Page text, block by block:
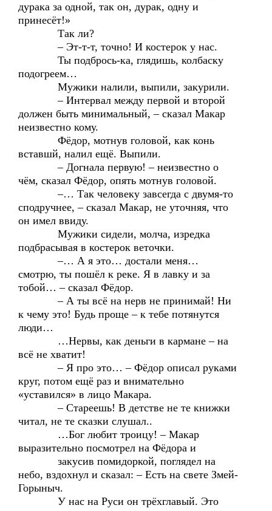
дурака за одной, так он, дурак, одну и
принесёт!»
Так ли?
– Эт-т-т, точно! И костерок у нас.
Ты подбрось-ка, глядишь, колбаску
подогреем…
Мужики налили, выпили, закурили.
– Интервал между первой и второй
должен быть минимальный, – сказал Макар
неизвестно кому.
Фёдор, мотнув головой, как конь
вставшй, налил ещё. Выпили.
– Догнала первую! – неизвестно о
чём, сказал Фёдор, опять мотнув головой.
–… Так человеку завсегда с двумя-то
сподручнее, – сказал Макар, не уточняя, что
он имел ввиду.
Мужики сидели, молча, изредка
подбрасывая в костерок веточки.
–… А я это… достали меня…
смотрю, ты пошёл к реке. Я в лавку и за
тобой… – сказал Фёдор.
– А ты всё на нерв не принимай! Ни
к чему это! Будь проще – к тебе потянутся
люди…
…Нервы, как деньги в кармане – на
всё не хватит!
– Я про это… – Фёдор описал руками
круг, потом ещё раз и внимательно
«уставился» в лицо Макара.
– Стареешь! В детстве не те книжки
читал, не те сказки слушал..
…Бог любит троицу! – Макар
выразительно посмотрел на Фёдора и
закусив помидоркой, поглядел на
небо, вздохнул и сказал: – Есть на свете Змей-
Горыныч.
У нас на Руси он трёхглавый. Это